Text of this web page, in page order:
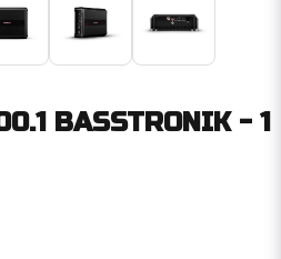
BASSTRONIK - 1